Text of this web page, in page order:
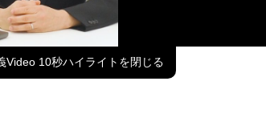
in-
Video 10秒ハイライト